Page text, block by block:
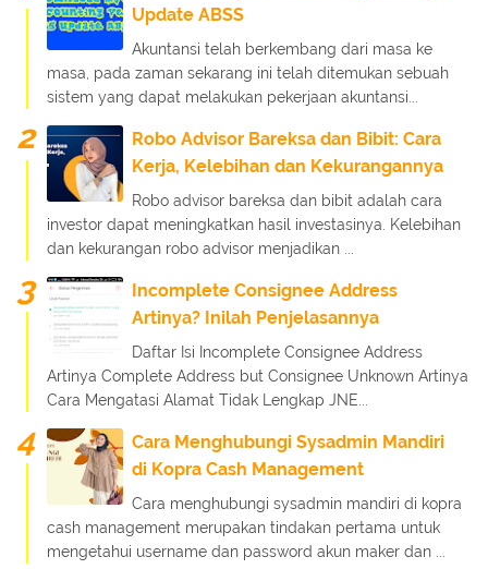
Update ABSS
Akuntansi telah berkembang dari masa ke
masa, pada zaman sekarang ini telah ditemukan sebuah
sistem yang dapat melakukan pekerjaan akuntansi...
Robo Advisor Bareksa dan Bibit: Cara
Kerja, Kelebihan dan Kekurangannya
Robo advisor bareksa dan bibit adalah cara
investor dapat meningkatkan hasil investasinya. Kelebihan
dan kekurangan robo advisor menjadikan ...
Incomplete Consignee Address
Artinya? Inilah Penjelasannya
Daftar Isi Incomplete Consignee Address
Artinya Complete Address but Consignee Unknown Artinya
Cara Mengatasi Alamat Tidak Lengkap JNE...
Cara Menghubungi Sysadmin Mandiri
di Kopra Cash Management
Cara menghubungi sysadmin mandiri di kopra
cash management merupakan tindakan pertama untuk
mengetahui username dan password akun maker dan ...